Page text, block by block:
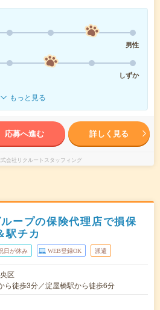
男性
しずか
もっと見る
応募へ進む 詳しく見る
会社リクルートスタッフィング
ープの保険代理店で損保
駅チカ
日が休み WEB登録OK 派遣
区
ら徒歩3分／淀屋橋駅から徒歩6分